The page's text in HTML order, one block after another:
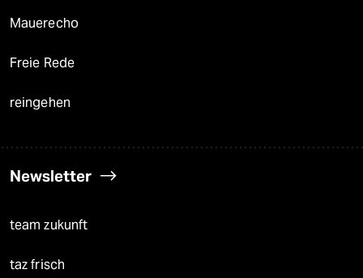
Mauerecho
Freie Rede
reingehen
Newsletter
team zukunft
taz frisch